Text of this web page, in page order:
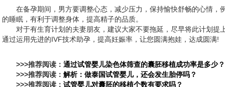
在备孕期间，男方要调整心态，减少压力，保持愉快舒畅的心情
的睡眠，有利于调整身体，提高精子的品质。
对于有生育计划的夫妻朋友，建议大家不要拖延，尽早将此计划
通过运用先进的IVF技术助孕，提高妊娠率，让您圆满抱娃，达成圆满!
>>>推荐阅读： 通过试管婴儿染色体筛查的囊胚移植成功率是多少？
>>>推荐阅读： 解析：做泰国试管婴儿，还会发生胎停吗？
>>>推荐阅读： 试管婴儿对囊胚的移植个数有要求吗？